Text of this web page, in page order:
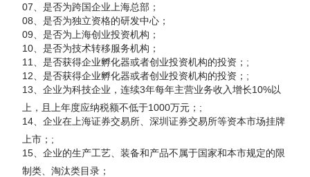
07、是否为跨国企业上海总部；
08、是否为独立资格的研发中心；
09、是否为上海创业投资机构；
10、是否为技术转移服务机构；
11、是否获得企业孵化器或者创业投资机构的投资；;
12、是否获得企业孵化器或者创业投资机构的投资；;
13、企业为科技企业，连续3年每年主营业务收入增长10%以
上，且上年度应纳税额不低于1000万元；;
14、企业在上海证券交易所、深圳证券交易所等资本市场挂牌
上市；;
15、企业的生产工艺、装备和产品不属于国家和本市规定的限
制类、淘汰类目录；